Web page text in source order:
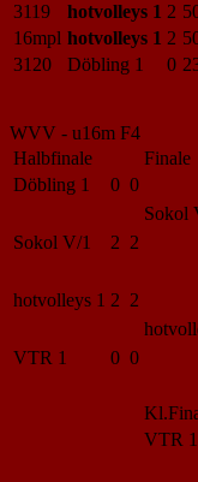
3119
hotvolleys 1 2
16mpl hotvolleys 1 2
3120
Döbling 1 0
WVV - u16m F4
Halbfinale
Finale
Döbling 1
0 0
Sokol
Sokol V/1
2 2
hotvolleys 1 2 2
VTR 1
0 0
VTR 1